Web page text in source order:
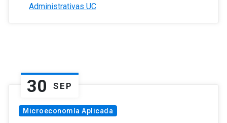
Administrativas UC
30 SEP
Microeconomía Aplicada